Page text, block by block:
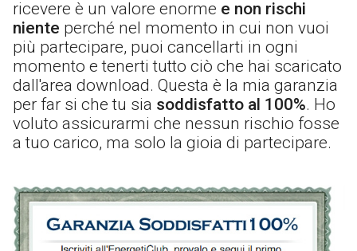
ricevere è un valore enorme e non rischi
niente perché nel momento in cui non vuoi
più partecipare, puoi cancellarti in ogni
momento e tenerti tutto ciò che hai scaricato
dall'area download. Questa è la mia garanzia
per far si che tu sia soddisfatto al 100%. Ho
voluto assicurarmi che nessun rischio fosse
a tuo carico, ma solo la gioia di partecipare.